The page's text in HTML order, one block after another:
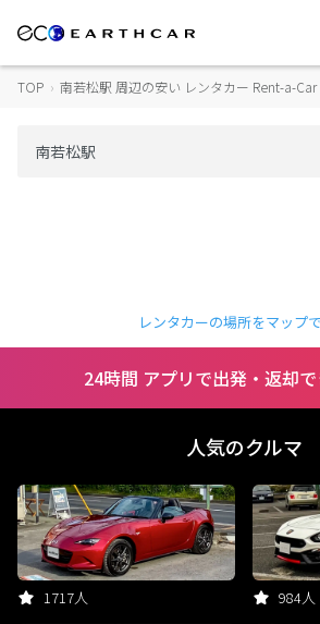
TOP › 南若松駅 周辺の安い レンタカー Rent-a-Car
レンタカーの場所をマップ
24時間 アプリで出発・返却
人気のクルマ
1717人 984人